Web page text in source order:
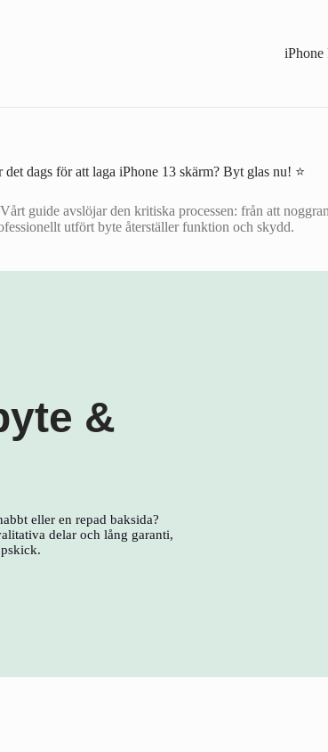
iPhone
det dags för att laga iPhone 13 skärm? Byt glas nu! ⭐
guide avslöjar den kritiska processen: från att
utfört byte återställer funktion och skydd.
&
eller en repad baksida?
delar och lång garanti,